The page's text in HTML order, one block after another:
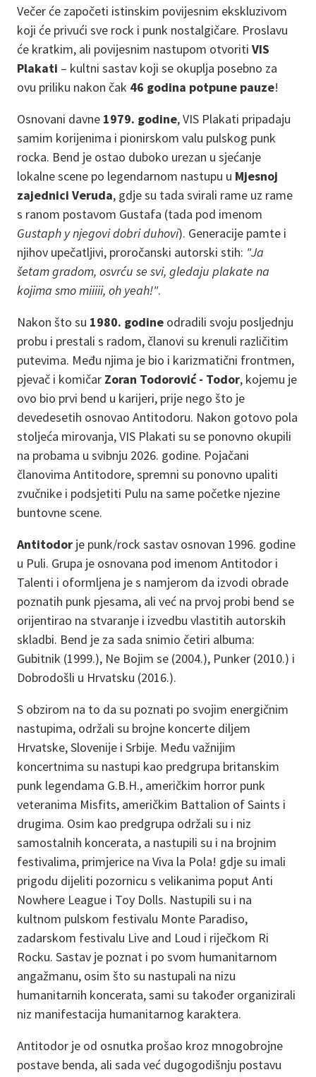
Večer će započeti istinskim povijesnim ekskluzivom
koji će privući sve rock i punk nostalgičare. Proslavu
će kratkim, ali povijesnim nastupom otvoriti VIS
Plakati – kultni sastav koji se okuplja posebno za
ovu priliku nakon čak 46 godina potpune pauze!
Osnovani davne 1979. godine, VIS Plakati pripadaju
samim korijenima i pionirskom valu pulskog punk
rocka. Bend je ostao duboko urezan u sjećanje
lokalne scene po legendarnom nastupu u Mjesnoj
zajednici Veruda, gdje su tada svirali rame uz rame
s ranom postavom Gustafa (tada pod imenom
Gustaph y njegovi dobri duhovi). Generacije pamte i
njihov upečatljivi, proročanski autorski stih: "Ja
šetam gradom, osvrću se svi, gledaju plakate na
kojima smo miiiii, oh yeah!".
Nakon što su 1980. godine odradili svoju posljednju
probu i prestali s radom, članovi su krenuli različitim
putevima. Među njima je bio i karizmatični frontmen,
pjevač i komičar Zoran Todorović - Todor, kojemu je
ovo bio prvi bend u karijeri, prije nego što je
devedesetih osnovao Antitodoru. Nakon gotovo pola
stoljeća mirovanja, VIS Plakati su se ponovno okupili
na probama u svibnju 2026. godine. Pojačani
članovima Antitodore, spremni su ponovno upaliti
zvučnike i podsjetiti Pulu na same početke njezine
buntovne scene.
Antitodor je punk/rock sastav osnovan 1996. godine
u Puli. Grupa je osnovana pod imenom Antitodor i
Talenti i oformljena je s namjerom da izvodi obrade
poznatih punk pjesama, ali već na prvoj probi bend se
orijentirao na stvaranje i izvedbu vlastitih autorskih
skladbi. Bend je za sada snimio četiri albuma:
Gubitnik (1999.), Ne Bojim se (2004.), Punker (2010.) i
Dobrodošli u Hrvatsku (2016.).
S obzirom na to da su poznati po svojim energičnim
nastupima, održali su brojne koncerte diljem
Hrvatske, Slovenije i Srbije. Među važnijim
koncertnima su nastupi kao predgrupa britanskim
punk legendama G.B.H., američkim horror punk
veteranima Misfits, američkim Battalion of Saints i
drugima. Osim kao predgrupa održali su i niz
samostalnih koncerata, a nastupili su i na brojnim
festivalima, primjerice na Viva la Pola! gdje su imali
prigodu dijeliti pozornicu s velikanima poput Anti
Nowhere League i Toy Dolls. Nastupili su i na
kultnom pulskom festivalu Monte Paradiso,
zadarskom festivalu Live and Loud i riječkom Ri
Rocku. Sastav je poznat i po svom humanitarnom
angažmanu, osim što su nastupali na nizu
humanitarnih koncerata, sami su također organizirali
niz manifestacija humanitarnog karaktera.
Antitodor je od osnutka prošao kroz mnogobrojne
postave benda, ali sada već dugogodišnju postavu